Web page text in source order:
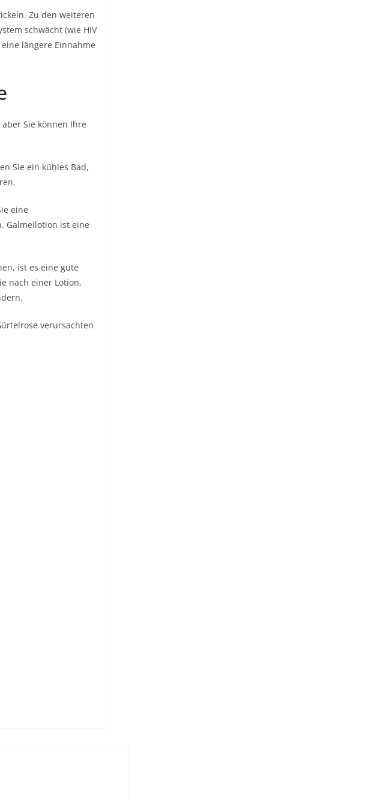
Zu den weiteren
schwächt (wie HIV
längere Einnahme
Sie können Ihre
Sie ein kühles Bad,
eine
Galmeilotion ist eine
ist es eine gute
nach einer Lotion,
verursachten